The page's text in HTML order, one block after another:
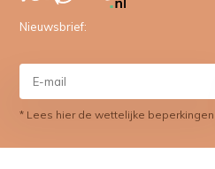
Nieuwsbrief:
* Lees hier de wettelijke beperkingen